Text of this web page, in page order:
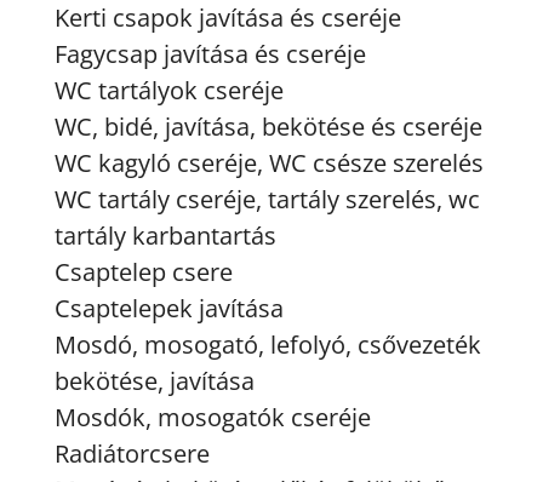
Kerti csapok javítása és cseréje
Fagycsap javítása és cseréje
WC tartályok cseréje
WC, bidé, javítása, bekötése és cseréje
WC kagyló cseréje, WC csésze szerelés
WC tartály cseréje, tartály szerelés, wc
tartály karbantartás
Csaptelep csere
Csaptelepek javítása
Mosdó, mosogató, lefolyó, csővezeték
bekötése, javítása
Mosdók, mosogatók cseréje
Radiátorcsere